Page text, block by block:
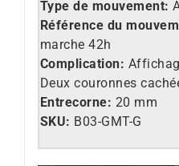
Type de mouvement:
Référence du
marche 42h
Complication:
Deux couronnes
Entrecorne: 20 mm
SKU: B03-GMT-G